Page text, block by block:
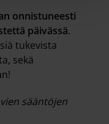
onnistuneesti
päivässä.
tukevista
sekä
sääntöjen